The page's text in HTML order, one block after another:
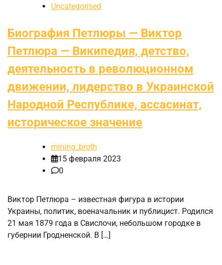
Uncategorised
Биография Петлюры — Виктор
Петлюра — Википедия, детство,
деятельность в революционном
движении, лидерство в Украинской
Народной Республике, ассасинат,
историческое значение
mining_broth
15 февраля 2023
0
Виктор Петлюра – известная фигура в истории
Украины, политик, военачальник и публицист. Родился
21 мая 1879 года в Свислочи, небольшом городке в
губернии Гродненской. В […]